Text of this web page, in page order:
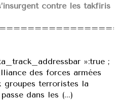
contre les takfiris
»:true ;
des forces armées
groupes terroristes la
dans les (...)